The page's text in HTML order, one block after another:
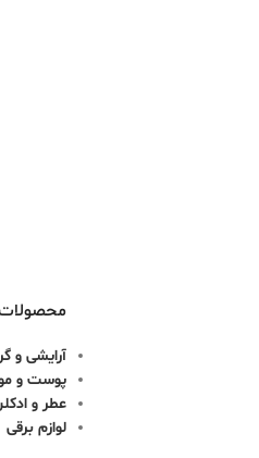
آرایشی و
پوست و
عطر و
لوازم برقی